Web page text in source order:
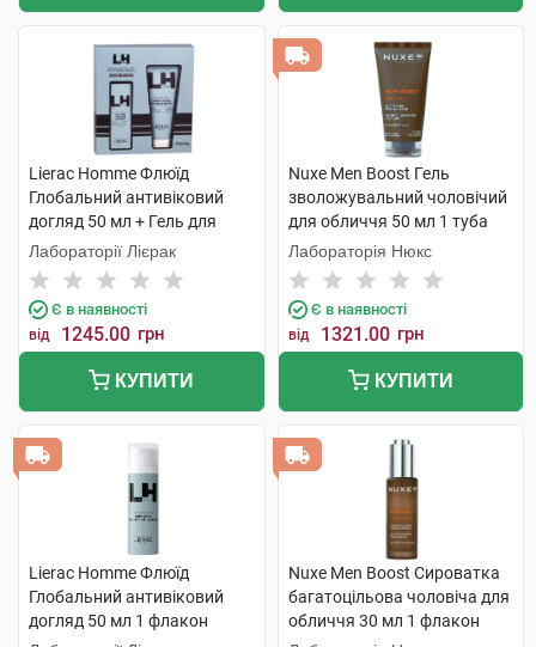
Lierac Homme Флюїд
Глобальний антивіковий
догляд 50 мл + Гель для
душу 200 мл 1 набір
Лабораторії Лієрак
Є в наявності
від 1245.00 грн
КУПИТИ
Nuxe Men Boost Гель
зволожувальний чоловічий
для обличчя 50 мл 1 туба
Лабораторія Нюкс
Є в наявності
від 1321.00 грн
КУПИТИ
Lierac Homme Флюїд
Глобальний антивіковий
догляд 50 мл 1 флакон
Nuxe Men Boost Сироватка
багатоцільова чоловіча для
обличчя 30 мл 1 флакон